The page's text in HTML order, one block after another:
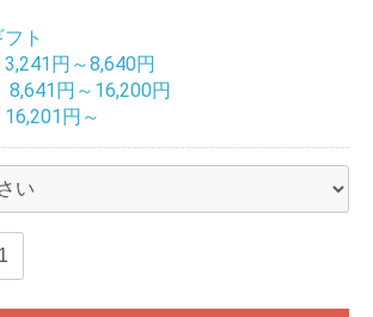
ト
円～8,640円
8,641円～16,200円
円～